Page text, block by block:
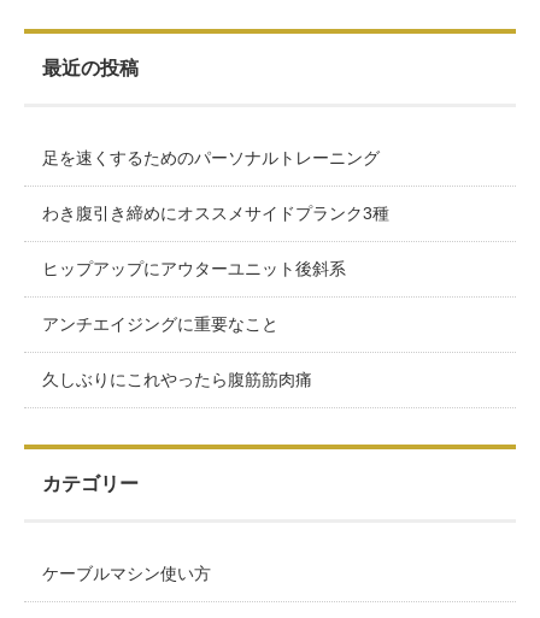
最近の投稿
足を速くするためのパーソナルトレーニング
わき腹引き締めにオススメサイドプランク3種
ヒップアップにアウターユニット後斜系
アンチエイジングに重要なこと
久しぶりにこれやったら腹筋筋肉痛
カテゴリー
ケーブルマシン使い方